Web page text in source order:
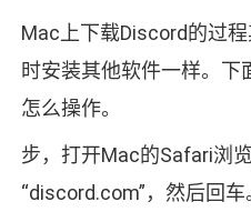
Mac上下载Discord的过
时安装其他软件一样。
怎么操作。
步，打开Mac的Safari浏
“discord.com”，然后回车